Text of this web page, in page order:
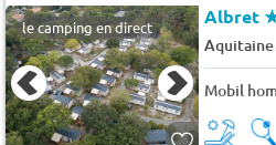
le camping en direct Albret
Aquitaine
Mobil